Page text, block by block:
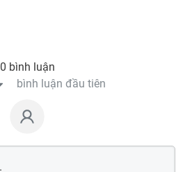
0 bình luận
bình luận đầu tiên